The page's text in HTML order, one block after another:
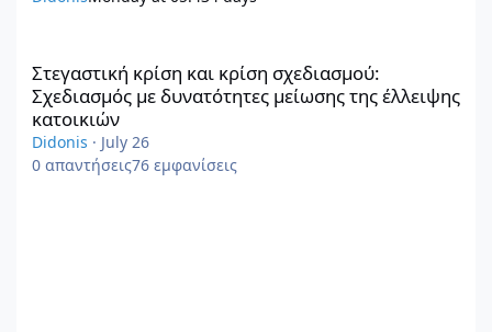
Στεγαστική κρίση και κρίση σχεδιασμού:
Σχεδιασμός με δυνατότητες μείωσης της έλλειψης
κατοικιών
Didonis · July 26
0 απαντήσεις76 εμφανίσεις